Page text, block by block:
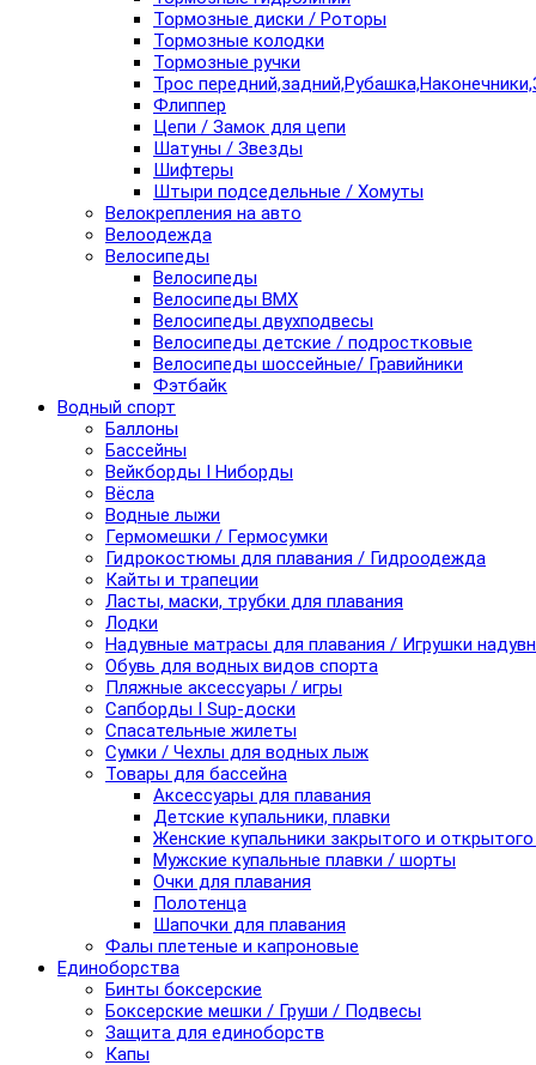
Тормозные диски / Роторы
Тормозные колодки
Тормозные ручки
Трос
Флиппер
Цепи / Замок для цепи
Шатуны / Звезды
Шифтеры
Штыри подседельные / Хомуты
Велокрепления на авто
Велоодежда
Велосипеды
Велосипеды
Велосипеды BMX
Велосипеды двухподвесы
Велосипеды детские / подростковые
Велосипеды шоссейные/ Гравийники
Фэтбайк
Водный спорт
Баллоны
Бассейны
Вейкборды I Ниборды
Вёсла
Водные лыжи
Гермомешки / Гермосумки
Гидрокостюмы для плавания / Гидроодежда
Кайты и трапеции
Ласты, маски, трубки для плавания
Лодки
Надувные матрасы для плавания / Игрушки
Обувь для водных видов спорта
Пляжные аксессуары / игры
Сапборды I Sup-доски
Спасательные жилеты
Сумки / Чехлы для водных лыж
Товары для бассейна
Аксессуары для плавания
Детские купальники, плавки
Женские купальники закрытого и
Мужские купальные плавки / шорты
Очки для плавания
Полотенца
Шапочки для плавания
Фалы плетеные и капроновые
Единоборства
Бинты боксерские
Боксерские мешки / Груши / Подвесы
Защита для единоборств
Капы